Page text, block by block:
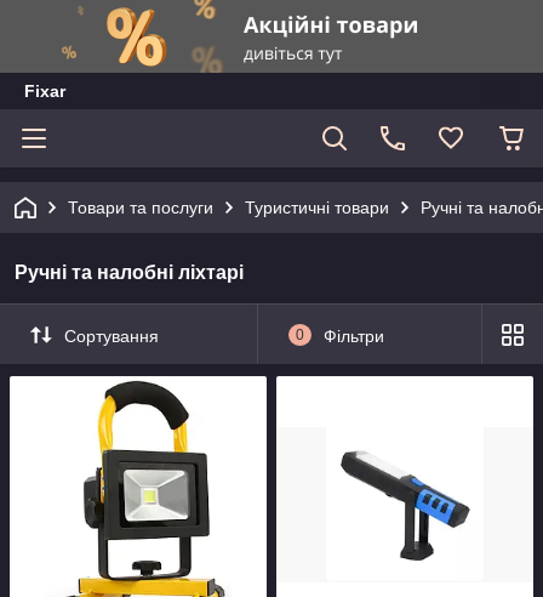
Fixar
Товари та послуги Туристичні товари Ручні та
Ручні та налобні ліхтарі
Сортування 0 Фільтри